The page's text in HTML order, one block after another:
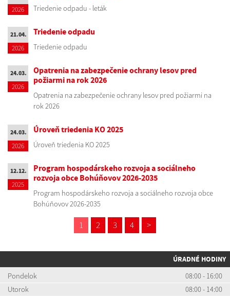
2026 Triedenie odpadu - leták
21.04.
2026
Triedenie odpadu
Triedenie odpadu
24.03.
2026
Opatrenia na zabezpečenie ochrany lesov pred
požiarmi na rok 2026
Opatrenia na zabezpečenie ochrany lesov pred požiarmi na
rok 2026
24.03.
2026
Úroveň triedenia KO 2025
Úroveň triedenia KO 2025
12.12.
2025
Program hospodárskeho rozvoja a sociálneho
rozvoja obce Bohúňovov 2026-2035
Program hospodárskeho rozvoja a sociálneho rozvoja obce
Bohúňovov 2026-2035
1 2 3 4 >
ÚRADNÉ HODINY
Pondelok
08:00 - 16:00
Utorok
08:00 - 14:00